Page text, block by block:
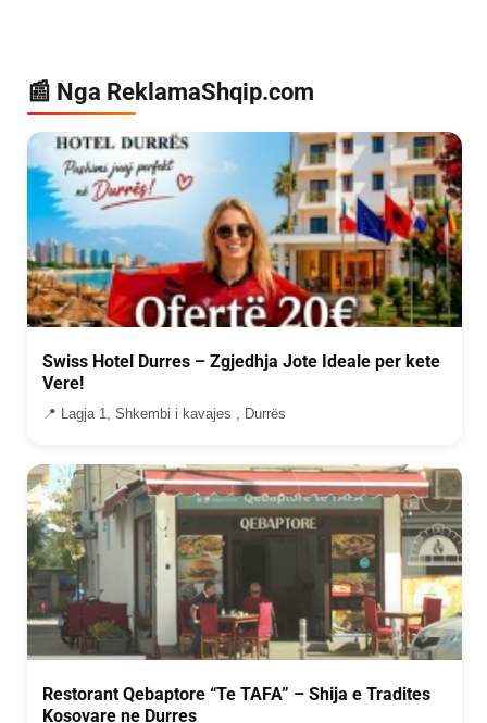
📰 Nga ReklamaShqip.com
Swiss Hotel Durres – Zgjedhja Jote Ideale per kete
Vere!
📍 Lagja 1, Shkembi i kavajes , Durrës
Restorant Qebaptore “Te TAFA” – Shija e Tradites
Kosovare ne Durres